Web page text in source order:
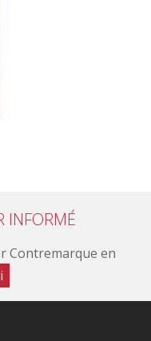
INFORMÉ
Contremarque en